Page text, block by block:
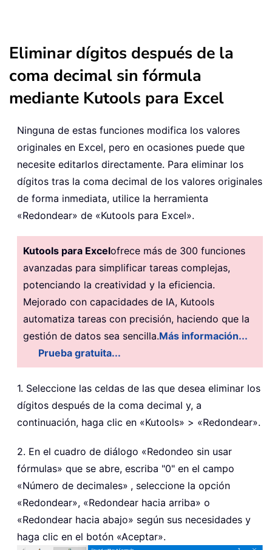
Eliminar dígitos después de la
coma decimal sin fórmula
mediante Kutools para Excel
Ninguna de estas funciones modifica los valores
originales en Excel, pero en ocasiones puede que
necesite editarlos directamente. Para eliminar los
dígitos tras la coma decimal de los valores originales
de forma inmediata, utilice la herramienta
«Redondear» de «Kutools para Excel».
Kutools para Excelofrece más de 300 funciones
avanzadas para simplificar tareas complejas,
potenciando la creatividad y la eficiencia.
Mejorado con capacidades de IA, Kutools
automatiza tareas con precisión, haciendo que la
gestión de datos sea sencilla.Más información...
Prueba gratuita...
1. Seleccione las celdas de las que desea eliminar los
dígitos después de la coma decimal y, a
continuación, haga clic en «Kutools» > «Redondear».
2. En el cuadro de diálogo «Redondeo sin usar
fórmulas» que se abre, escriba "0" en el campo
«Número de decimales» , seleccione la opción
«Redondear», «Redondear hacia arriba» o
«Redondear hacia abajo» según sus necesidades y
haga clic en el botón «Aceptar».